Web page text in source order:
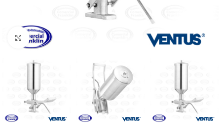
Haga clic para ampliar